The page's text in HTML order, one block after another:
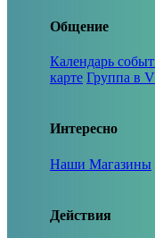
Общение
Календарь
карте Группа в
Интересно
Наши Магазины
Действия